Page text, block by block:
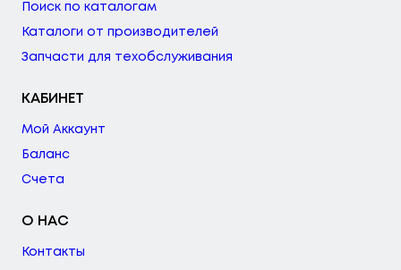
Поиск по каталогам
Каталоги от производителей
Запчасти для техобслуживания
КАБИНЕТ
Мой Аккаунт
Баланс
Счета
О НАС
Контакты